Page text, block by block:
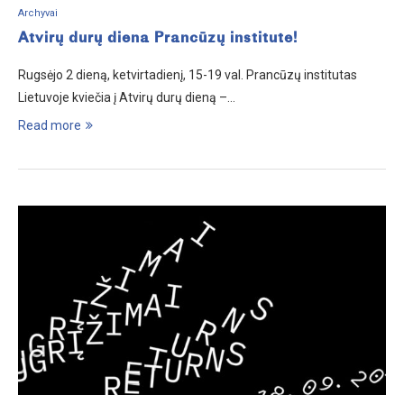
Archyvai
Atvirų durų diena Prancūzų institute!
Rugsėjo 2 dieną, ketvirtadienį, 15-19 val. Prancūzų institutas
Lietuvoje kviečia į Atvirų durų dieną –…
Read more